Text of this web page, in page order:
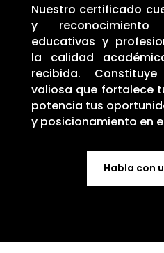
Nuestro certificado
y
educativas y
la calidad
recibida.
valiosa que fortalece
potencia tus
y posicionamiento en
Habla con